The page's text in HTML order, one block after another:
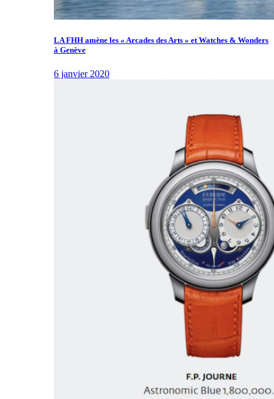
LA FHH amène les « Arcades des Arts » et Watches & Wonders
à Genève
6 janvier 2020